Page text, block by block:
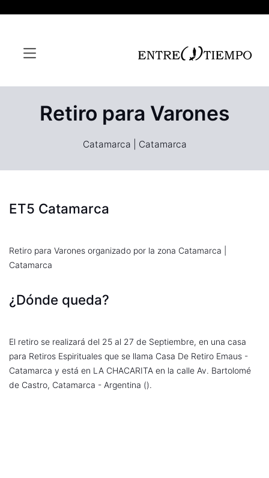
Retiro para Varones
Catamarca | Catamarca
ET5 Catamarca
Retiro para Varones organizado por la zona Catamarca |
Catamarca
¿Dónde queda?
El retiro se realizará del 25 al 27 de Septiembre, en una casa
para Retiros Espirituales que se llama Casa De Retiro Emaus -
Catamarca y está en LA CHACARITA en la calle Av. Bartolomé
de Castro, Catamarca - Argentina ().